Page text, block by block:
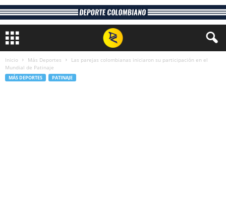
Inicio Más Deportes
Las parejas colombianas iniciaron su participación en el
Mundial de Patinaje
MÁS DEPORTES PATINAJE